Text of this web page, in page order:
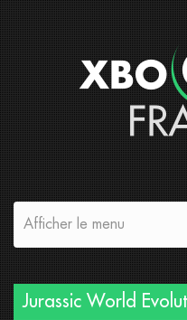
Afficher le menu
Jurassic World Evolution ™